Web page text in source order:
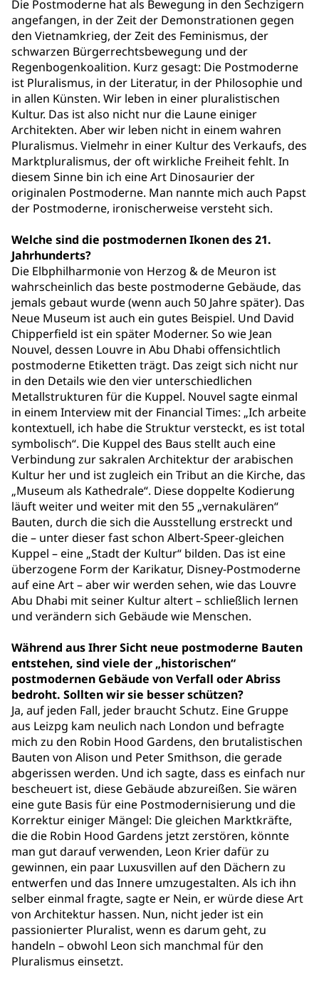
Die Postmoderne hat als Bewegung in den Sechzigern
angefangen, in der Zeit der Demonstrationen gegen
den Vietnamkrieg, der Zeit des Feminismus, der
schwarzen Bürgerrechtsbewegung und der
Regenbogenkoalition. Kurz gesagt: Die Postmoderne
ist Pluralismus, in der Literatur, in der Philosophie und
in allen Künsten. Wir leben in einer pluralistischen
Kultur. Das ist also nicht nur die Laune einiger
Architekten. Aber wir leben nicht in einem wahren
Pluralismus. Vielmehr in einer Kultur des Verkaufs, des
Marktpluralismus, der oft wirkliche Freiheit fehlt. In
diesem Sinne bin ich eine Art Dinosaurier der
originalen Postmoderne. Man nannte mich auch Papst
der Postmoderne, ironischerweise versteht sich.
Welche sind die postmodernen Ikonen des 21.
Jahrhunderts?
Die Elbphilharmonie von Herzog & de Meuron ist
wahrscheinlich das beste postmoderne Gebäude, das
jemals gebaut wurde (wenn auch 50 Jahre später). Das
Neue Museum ist auch ein gutes Beispiel. Und David
Chipperfield ist ein später Moderner. So wie Jean
Nouvel, dessen Louvre in Abu Dhabi offensichtlich
postmoderne Etiketten trägt. Das zeigt sich nicht nur
in den Details wie den vier unterschiedlichen
Metallstrukturen für die Kuppel. Nouvel sagte einmal
in einem Interview mit der Financial Times: „Ich arbeite
kontextuell, ich habe die Struktur versteckt, es ist total
symbolisch“. Die Kuppel des Baus stellt auch eine
Verbindung zur sakralen Architektur der arabischen
Kultur her und ist zugleich ein Tribut an die Kirche, das
„Museum als Kathedrale“. Diese doppelte Kodierung
läuft weiter und weiter mit den 55 „vernakulären“
Bauten, durch die sich die Ausstellung erstreckt und
die – unter dieser fast schon Albert-Speer-gleichen
Kuppel – eine „Stadt der Kultur“ bilden. Das ist eine
überzogene Form der Karikatur, Disney-Postmoderne
auf eine Art – aber wir werden sehen, wie das Louvre
Abu Dhabi mit seiner Kultur altert – schließlich lernen
und verändern sich Gebäude wie Menschen.
Während aus Ihrer Sicht neue postmoderne Bauten
entstehen, sind viele der „historischen“
postmodernen Gebäude von Verfall oder Abriss
bedroht. Sollten wir sie besser schützen?
Ja, auf jeden Fall, jeder braucht Schutz. Eine Gruppe
aus Leizpg kam neulich nach London und befragte
mich zu den Robin Hood Gardens, den brutalistischen
Bauten von Alison und Peter Smithson, die gerade
abgerissen werden. Und ich sagte, dass es einfach nur
bescheuert ist, diese Gebäude abzureißen. Sie wären
eine gute Basis für eine Postmodernisierung und die
Korrektur einiger Mängel: Die gleichen Marktkräfte,
die die Robin Hood Gardens jetzt zerstören, könnte
man gut darauf verwenden, Leon Krier dafür zu
gewinnen, ein paar Luxusvillen auf den Dächern zu
entwerfen und das Innere umzugestalten. Als ich ihn
selber einmal fragte, sagte er Nein, er würde diese Art
von Architektur hassen. Nun, nicht jeder ist ein
passionierter Pluralist, wenn es darum geht, zu
handeln – obwohl Leon sich manchmal für den
Pluralismus einsetzt.